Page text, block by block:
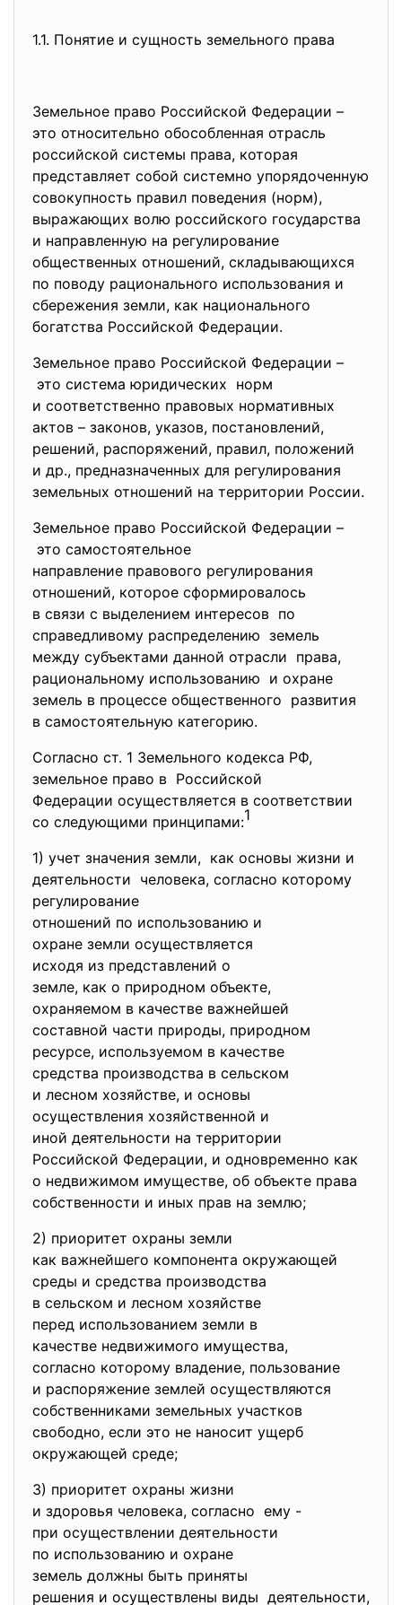
1.1. Понятие и сущность земельного права
Земельное право Российской Федерации –
это относительно обособленная отрасль
российской системы права, которая
представляет собой системно упорядоченную
совокупность правил поведения (норм),
выражающих волю российского государства
и направленную на регулирование
общественных отношений, складывающихся
по поводу рационального использования и
сбережения земли, как национального
богатства Российской Федерации.
Земельное право Российской Федерации –
это система юридических норм
и соответственно правовых нормативных
актов – законов, указов, постановлений,
решений, распоряжений, правил, положений
и др., предназначенных для регулирования
земельных отношений на территории России.
Земельное право Российской Федерации –
это самостоятельное
направление правового регулирования
отношений, которое сформировалось
в связи с выделением интересов по
справедливому распределению земель
между субъектами данной отрасли права,
рациональному использованию и охране
земель в процессе общественного развития
в самостоятельную категорию.
Согласно ст. 1 Земельного кодекса РФ,
земельное право в Российской
Федерации осуществляется в соответствии
со следующими принципами:1
1) учет значения земли, как основы жизни и
деятельности человека, согласно которому
регулирование
отношений по использованию и
охране земли осуществляется
исходя из представлений о
земле, как о природном объекте,
охраняемом в качестве важнейшей
составной части природы, природном
ресурсе, используемом в качестве
средства производства в сельском
и лесном хозяйстве, и основы
осуществления хозяйственной и
иной деятельности на территории
Российской Федерации, и одновременно как
о недвижимом имуществе, об объекте права
собственности и иных прав на землю;
2) приоритет охраны земли
как важнейшего компонента окружающей
среды и средства производства
в сельском и лесном хозяйстве
перед использованием земли в
качестве недвижимого имущества,
согласно которому владение, пользование
и распоряжение землей осуществляются
собственниками земельных участков
свободно, если это не наносит ущерб
окружающей среде;
3) приоритет охраны жизни
и здоровья человека, согласно ему -
при осуществлении деятельности
по использованию и охране
земель должны быть приняты
решения и осуществлены виды деятельности,